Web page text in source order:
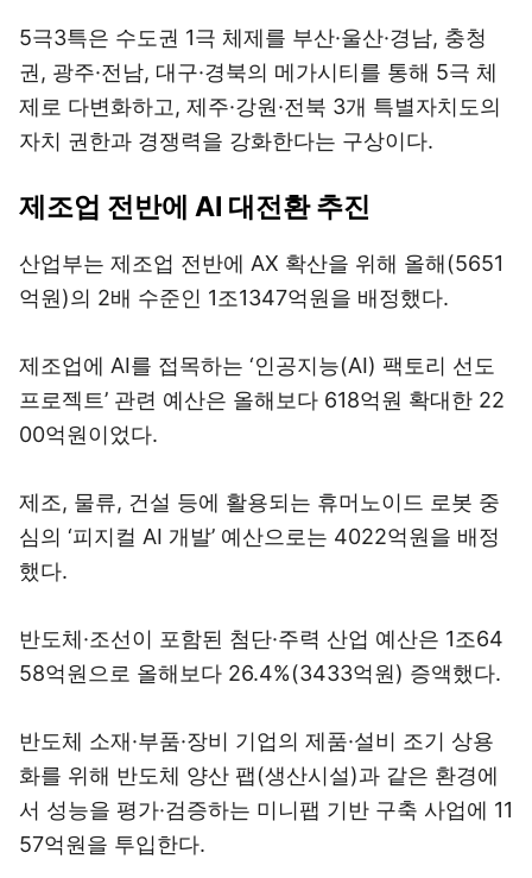
5극3특은 수도권 1극 체제를 부산·울산·경남, 충청
권, 광주·전남, 대구·경북의 메가시티를 통해 5극 체
제로 다변화하고, 제주·강원·전북 3개 특별자치도의
자치 권한과 경쟁력을 강화한다는 구상이다.
제조업 전반에 AI 대전환 추진
산업부는 제조업 전반에 AX 확산을 위해 올해(5651
억원)의 2배 수준인 1조1347억원을 배정했다.
제조업에 AI를 접목하는 ‘인공지능(AI) 팩토리 선도
프로젝트’ 관련 예산은 올해보다 618억원 확대한 22
00억원이었다.
제조, 물류, 건설 등에 활용되는 휴머노이드 로봇 중
심의 ‘피지컬 AI 개발’ 예산으로는 4022억원을 배정
했다.
반도체·조선이 포함된 첨단·주력 산업 예산은 1조64
58억원으로 올해보다 26.4%(3433억원) 증액했다.
반도체 소재·부품·장비 기업의 제품·설비 조기 상용
화를 위해 반도체 양산 팹(생산시설)과 같은 환경에
서 성능을 평가·검증하는 미니팹 기반 구축 사업에 11
57억원을 투입한다.